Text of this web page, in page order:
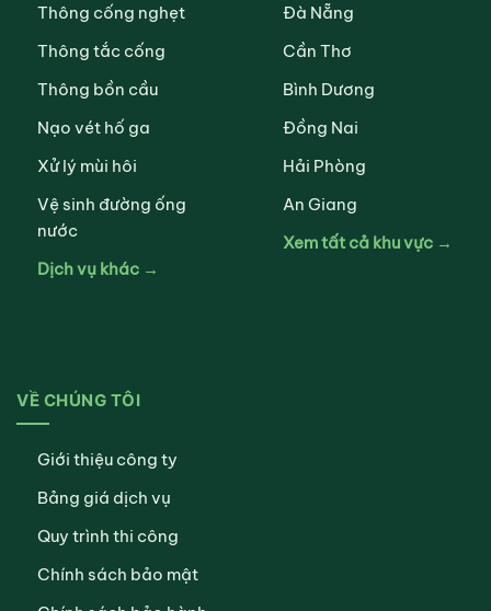
Thông cống nghẹt
Thông tắc cống
Thông bồn cầu
Nạo vét hố ga
Xử lý mùi hôi
Vệ sinh đường ống
nước
Dịch vụ khác →
Đà Nẵng
Cần Thơ
Bình Dương
Đồng Nai
Hải Phòng
An Giang
Xem tất cả khu vực →
VỀ CHÚNG TÔI
Giới thiệu công ty
Bảng giá dịch vụ
Quy trình thi công
Chính sách bảo mật